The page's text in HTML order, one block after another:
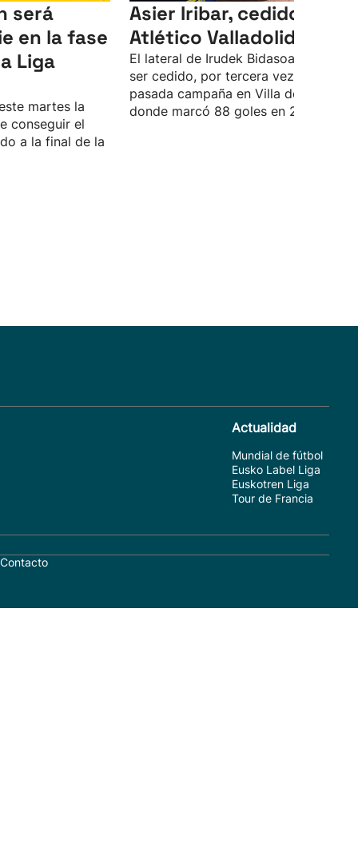
será
en la fase
Liga
martes la
conseguir el
a la final de la
Asier Iribar, cedido al
Atlético Valladolid
El lateral de Irudek Bidasoa volverá a
ser cedido, por tercera vez, tras la
pasada campaña en Villa de Aranda,
donde marcó 88 goles en 27
Actualidad
Mundial de fútbol
Eusko Label Liga
Euskotren Liga
Tour de Francia
Contacto